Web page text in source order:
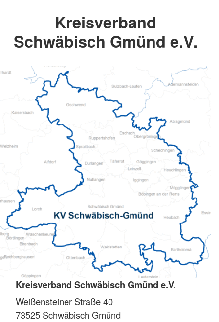
Kreisverband
Schwäbisch Gmünd e.V.
Kreisverband Schwäbisch Gmünd e.V.
Weißensteiner Straße 40
73525 Schwäbisch Gmünd